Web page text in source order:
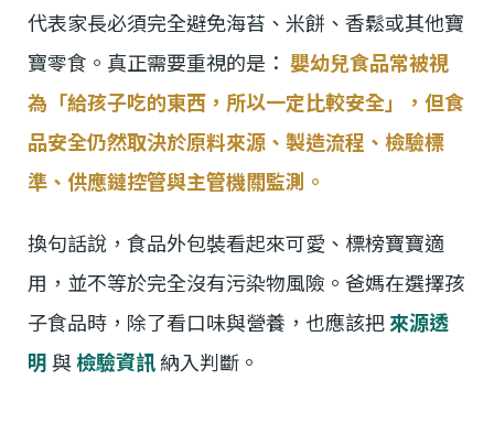
代表家長必須完全避免海苔、米餅、香鬆或其他寶
寶零食。真正需要重視的是： 嬰幼兒食品常被視
為「給孩子吃的東西，所以一定比較安全」，但食
品安全仍然取決於原料來源、製造流程、檢驗標
準、供應鏈控管與主管機關監測。
換句話說，食品外包裝看起來可愛、標榜寶寶適
用，並不等於完全沒有污染物風險。爸媽在選擇孩
子食品時，除了看口味與營養，也應該把來源透
明與檢驗資訊納入判斷。